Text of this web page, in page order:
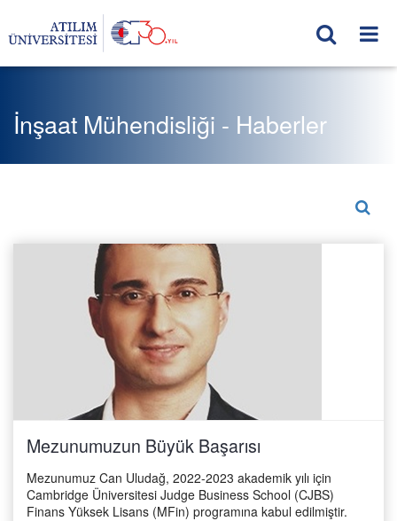
İnşaat Mühendisliği - Haberler
Mezunumuzun Büyük Başarısı
Mezunumuz Can Uludağ, 2022-2023 akademik yılı için
Cambridge Üniversitesi Judge Business School (CJBS)
Finans Yüksek Lisans (MFin) programına kabul edilmiştir.